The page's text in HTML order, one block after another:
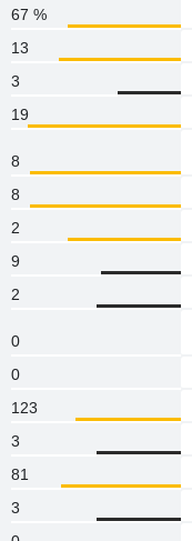
67 %
13
3
19
8
8
2
9
2
0
0
123
3
81
3